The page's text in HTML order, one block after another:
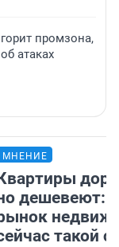
промзона,
атаках
МНЕНИЕ
дешевеют:
такой